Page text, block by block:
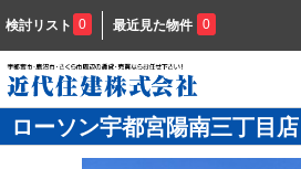
検討リスト 0 最近見た物件 0
ローソン宇都宮陽南三丁目店